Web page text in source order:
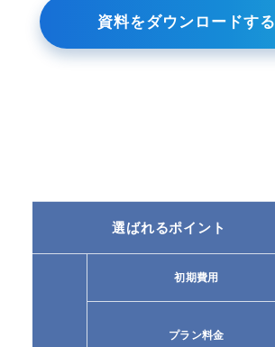
資料をダウンロードする
選ばれるポイント
初期費用
プラン料金